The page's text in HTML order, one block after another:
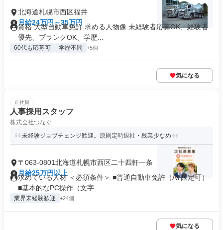
北海道札幌市西区福井
月給24万円～35万円
資格 大型自動車免許 求める人物像 未経験者応募OK、経験者
優先、ブランクOK、学歴...
60代も応募可 学歴不問 +5個
気になる
正社員
人事採用スタッフ
株式会社つなぐ
未経験ジョブチェンジ歓迎。原則定時退社・残業少なめ
〒063-0801北海道札幌市西区二十四軒一条
月給25万円以上
求めている人材 ＜必須条件＞ ■普通自動車免許（AT限定可）
■基本的なPC操作（文字...
業界未経験歓迎 +24個
気になる